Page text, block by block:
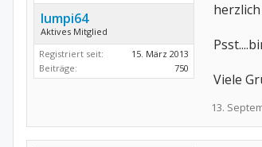
lumpi64
Aktives Mitglied
Registriert seit:
15. März 2013
Beiträge:
750
Viele
13.